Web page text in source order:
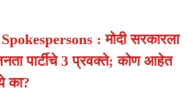
: मोदी सरकारला
पार्टीचे 3 प्रवक्ते; कोण आहेत
का?